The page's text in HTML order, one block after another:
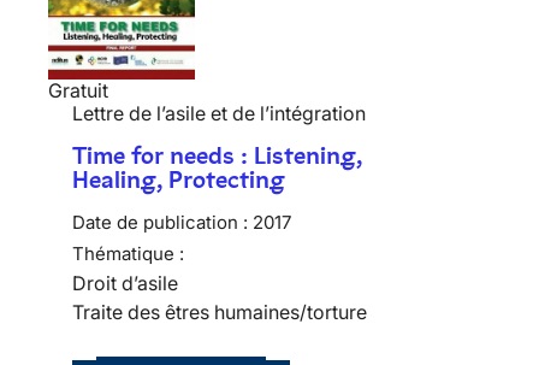
Gratuit
Lettre de l’asile et de l’intégration
Time for needs : Listening,
Healing, Protecting
Date de publication : 2017
Thématique :
Droit d’asile
Traite des êtres humaines/torture